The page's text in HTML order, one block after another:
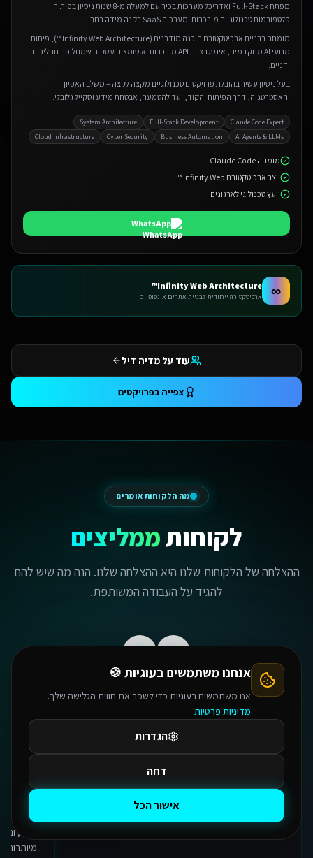
מפתח Full-Stack ואדריכל מערכות בכיר עם למעלה מ-8 שנות ניסיון בפיתוח
פלטפורמות טכנולוגיות מורכבות ומערכות SaaS בקנה מידה רחב.
מומחה בבניית ארכיטקטורת תוכנה מודרנית (Infinity Web Architecture™), פיתוח
מנועי AI מתקדמים, אינטגרציות API מורכבות ואוטומציה עסקית שמחליפה תהליכים
ידניים.
בעל ניסיון עשיר בהובלת פרויקטים טכנולוגיים מקצה לקצה – משלב האפיון
והאסטרטגיה, דרך הפיתוח והקוד, ועד להטמעה, אבטחת מידע וסקייל גלובלי.
Claude Code Expert
Full-Stack Development
System Architecture
AI Agents & LLMs
Business Automation
Cyber Security
Cloud Infrastructure
מומחה Claude Code
יוצר ארכיטקטורת Infinity Web™
יועץ טכנולוגי לארגונים
WhatsApp
∞
Infinity Web Architecture™
ארכיטקטורה ייחודית לבניית אתרים אינסופיים
עוד על מדיה דיל
צפייה בפרויקטים
מה הלקוחות אומרים
לקוחותממליצים
ההצלחה של הלקוחות שלנו היא ההצלחה שלנו. הנה מה שיש להם
להגיד על העבודה המשותפת.
"קובי יא מלך! תשמע לקחת את המערכת הנוכחית שלי
הייתי בטוח שבניתי מערכת מושלמת לצרכים שלי. אתה
אמן אחי, תודה על הכל ומחכה לפגישה הבאה שלנו כל
פעם אתה מפתיע אותי מחדש 💪💪💪🙏🙏
"קובי
דמיון
בזכות
וכיפי,
אנחנו משתמשים בעוגיות 🍪
אנו משתמשים בעוגיות כדי לשפר את חווית הגלישה שלך.
מדיניות פרטיות
הגדרות
דחה
אישור הכל